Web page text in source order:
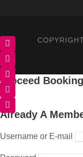
Proceed Booking
Already A
Username or E-mail